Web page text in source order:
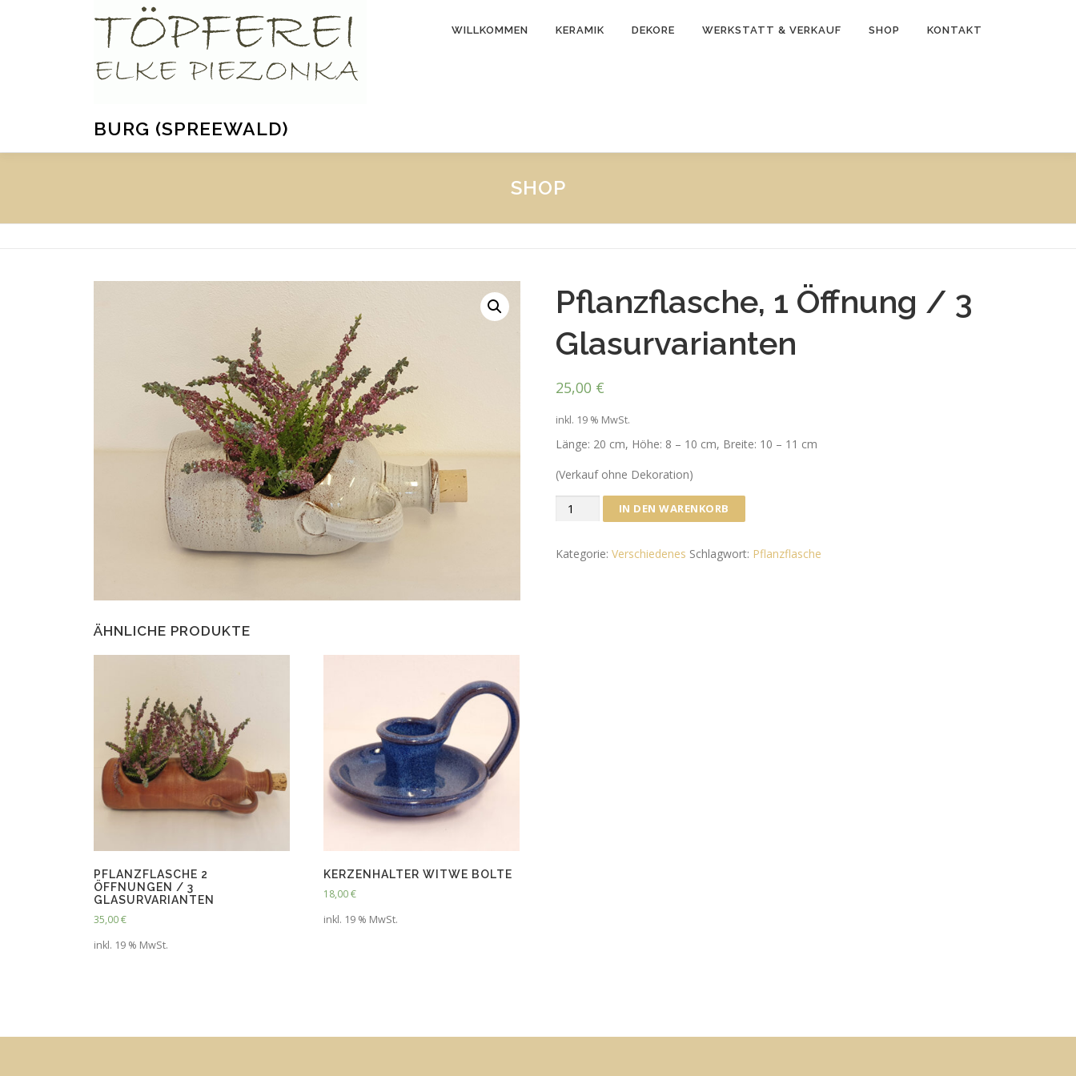
BURG (SPREEWALD)
WILLKOMMEN KERAMIK DEKORE WERKSTATT & VERKAUF SHOP KONTAKT
SHOP
Pflanzflasche, 1 Öffnung / 3
Glasurvarianten
25,00 €
inkl. 19 % MwSt.
Länge: 20 cm, Höhe: 8 – 10 cm, Breite: 10 – 11 cm
(Verkauf ohne Dekoration)
Pflanzflasche,
/
IN DEN WARENKORB
Kategorie:Verschiedenes Schlagwort: Pflanzflasche
ÄHNLICHE PRODUKTE
PFLANZFLASCHE 2
ÖFFNUNGEN / 3
GLASURVARIANTEN
35,00€
inkl. 19 % MwSt.
KERZENHALTER WITWE BOLTE
18,00€
inkl. 19 % MwSt.